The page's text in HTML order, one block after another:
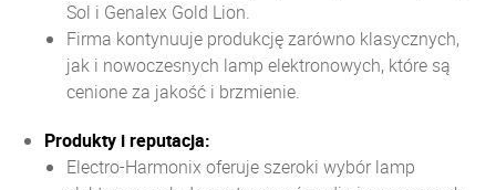
Sol i Genalex Gold Lion.
Firma kontynuuje produkcję zarówno klasycznych,
jak i nowoczesnych lamp elektronowych, które są
cenione za jakość i brzmienie.
Produkty i reputacja:
Electro-Harmonix oferuje szeroki wybór lamp